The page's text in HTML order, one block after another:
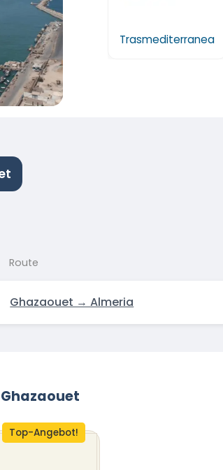
Trasmediterranea
Route
Ghazaouet → Almeria
Top-Angebot!